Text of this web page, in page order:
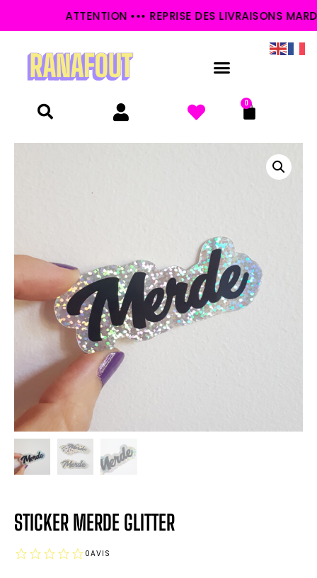
ATTENTION ••• REPRISE DES LIVRAISONS MARDI
0
STICKER MERDE GLITTER
0AVIS